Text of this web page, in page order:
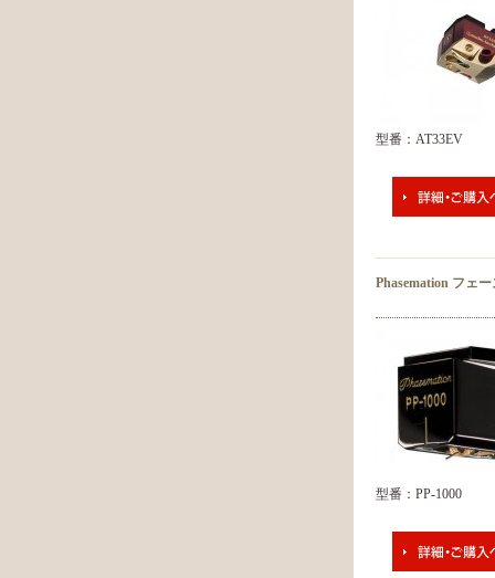
型番：AT33EV
Phasemation フェ
型番：PP-1000